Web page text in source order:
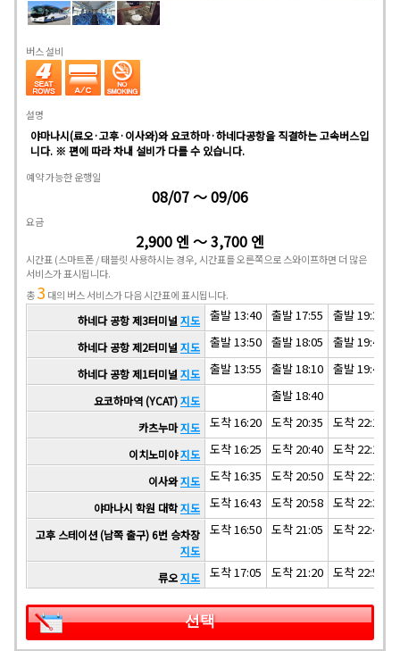
버스 설비
설명
야마나시(료오·고후·이사와)와 요코하마·하네다공항을 직결하는 고속버스입
니다. ※ 편에 따라 차내 설비가 다를 수 있습니다.
예약 가능한 운행일
08/07 ～ 09/06
요금
2,900 엔 ～ 3,700 엔
시간표 (스마트폰 / 태블릿 사용하시는 경우, 시간표를 오른쪽으로 스와이프하면 더 많은
서비스가 표시됩니다.
총3 대의 버스 서비스가 다음 시간표에 표시됩니다.
하네다 공항 제3터미널 지도 출발 13:40 출발 17:55 출발 19:30
하네다 공항 제2터미널 지도 출발 13:50 출발 18:05 출발 19:40
하네다 공항 제1터미널 지도 출발 13:55 출발 18:10 출발 19:45
요코하마역 (YCAT)지도 출발 18:40
카츠누마지도 도착 16:20 도착 20:35 도착 22:10
이치노미야지도 도착 16:25 도착 20:40 도착 22:15
이사와지도 도착 16:35 도착 20:50 도착 22:25
야마나시 학원 대학지도 도착 16:43 도착 20:58 도착 22:33
고후 스테이션 (남쪽 출구) 6번 승차장
지도
도착 16:50 도착 21:05 도착 22:40
류오지도 도착 17:05 도착 21:20 도착 22:55
선택